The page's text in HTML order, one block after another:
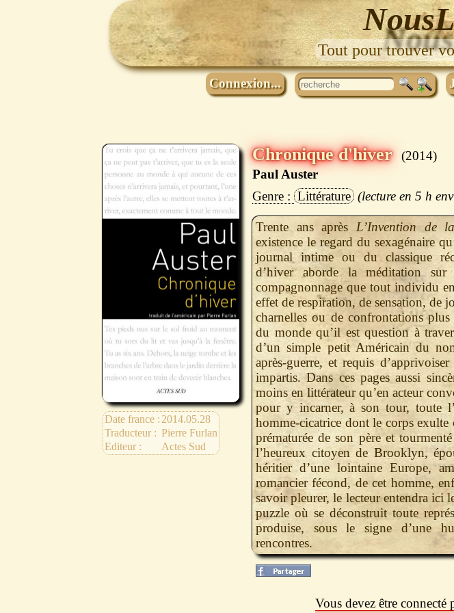
Tout pour trouver
Connexion...
Date france : 2014.05.28
Traducteur : Pierre Furlan
Editeur :
Actes Sud
Chronique d'hiver
2014
Paul Auster
Littérature
5 h
Trente ans après L’Invention de
existence le regard du sexagénaire
journal intime ou du classique
d’hiver aborde la méditation
compagnonnage que tout individu
effet de respiration, de sensation, de
charnelles ou de confrontations
du monde qu’il est question à
d’un simple petit Américain du
après-guerre, et requis
impartis. Dans ces pages aussi
moins en littérateur qu’en acteur
pour y incarner, à son tour, toute
homme-cicatrice dont le corps
prématurée de son père et
l’heureux citoyen de Brooklyn,
héritier d’une lointaine Europe,
romancier fécond, de cet homme,
savoir pleurer, le lecteur entendra ici
puzzle où se déconstruit toute
produise, sous le signe d’une
rencontres.
Vous devez être